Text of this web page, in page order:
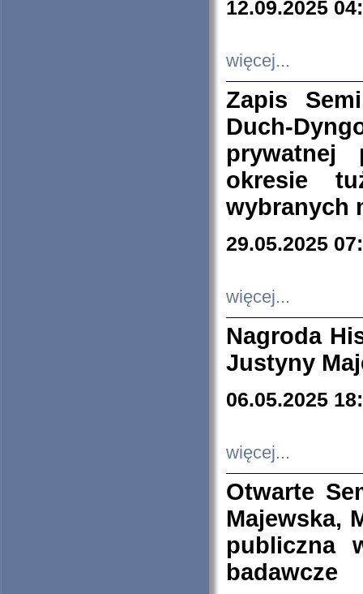
12.09.2025
więcej...
Zapis
Duch-
prywatnej
okresie
wybranych
29.05.2025
więcej...
Nagroda
Justyny
06.05.2025
więcej...
Otwarte
Majewska,
publiczna
badawcze